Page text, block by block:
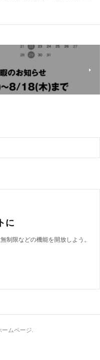
に
制限などの機能を開放しよう。
ームページ.